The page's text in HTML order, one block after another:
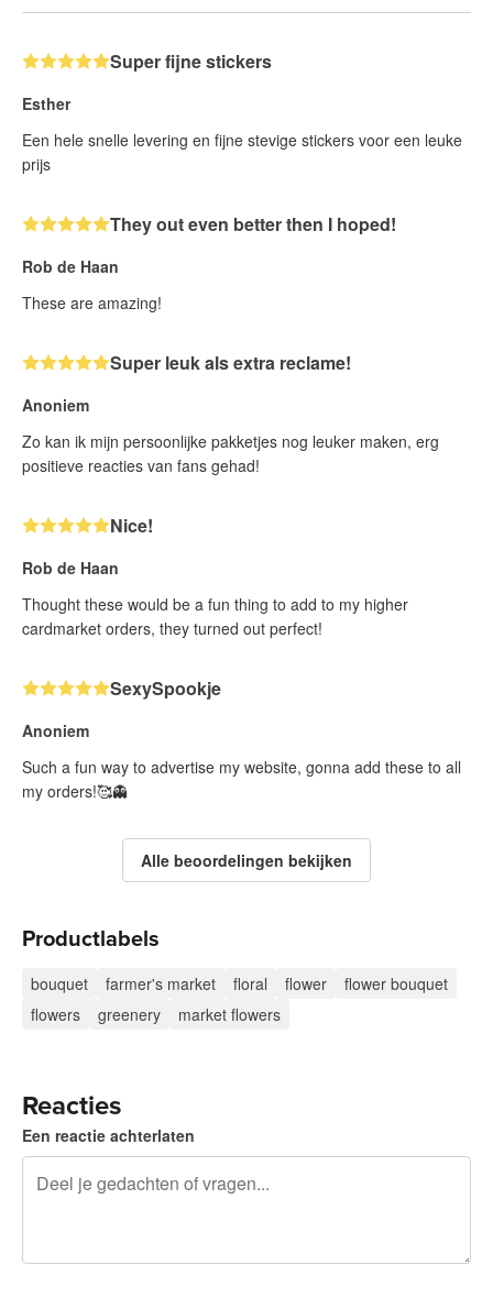
Super fijne stickers
Esther
Een hele snelle levering en fijne stevige stickers voor een leuke
prijs
They out even better then I hoped!
Rob de Haan
These are amazing!
Super leuk als extra reclame!
Anoniem
Zo kan ik mijn persoonlijke pakketjes nog leuker maken, erg
positieve reacties van fans gehad!
Nice!
Rob de Haan
Thought these would be a fun thing to add to my higher
cardmarket orders, they turned out perfect!
SexySpookje
Anoniem
Such a fun way to advertise my website, gonna add these to all
my orders!🥰👻
Alle beoordelingen bekijken
Productlabels
bouquet farmer's market floral flower
flower bouquet
flowers
greenery market flowers
Reacties
Een reactie achterlaten